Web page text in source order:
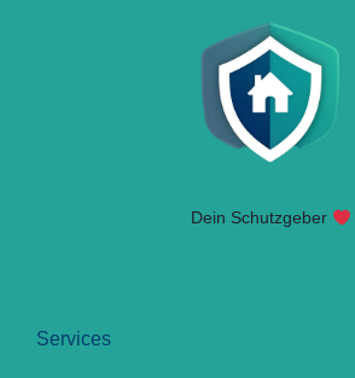
Dein Schutzgeber
Services